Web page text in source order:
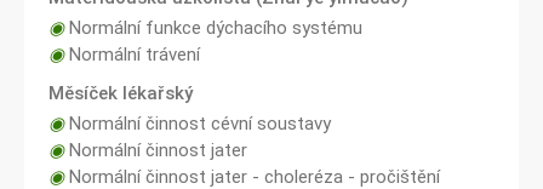
◉Normální funkce dýchacího systému
◉Normální trávení
Měsíček lékařský
◉Normální činnost cévní soustavy
◉Normální činnost jater
◉Normální činnost jater - choleréza - pročištění